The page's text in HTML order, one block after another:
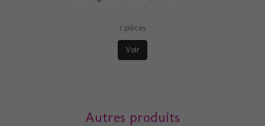
1 pièces
Voir
Autres produits